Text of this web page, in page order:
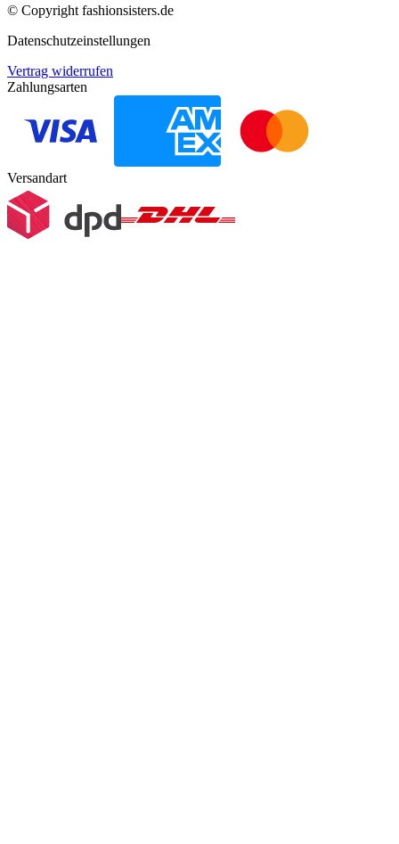
© Copyright fashionsisters.de
Datenschutzeinstellungen
Vertrag widerrufen
Zahlungsarten
Versandart